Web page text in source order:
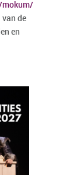
mokum/
van de
en